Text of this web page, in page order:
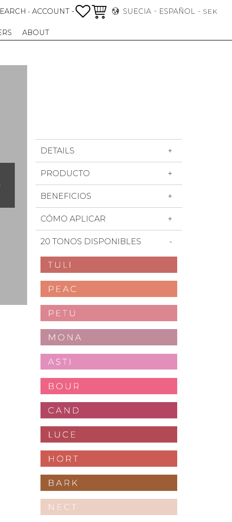
- ACCOUNT - FAVORITOS
CESTA SUECIA ESPAÑOL SEK
ABOUT
DETAILS
PRODUCTO
BENEFICIOS
CÓMO APLICAR
20 TONOS DISPONIBLES